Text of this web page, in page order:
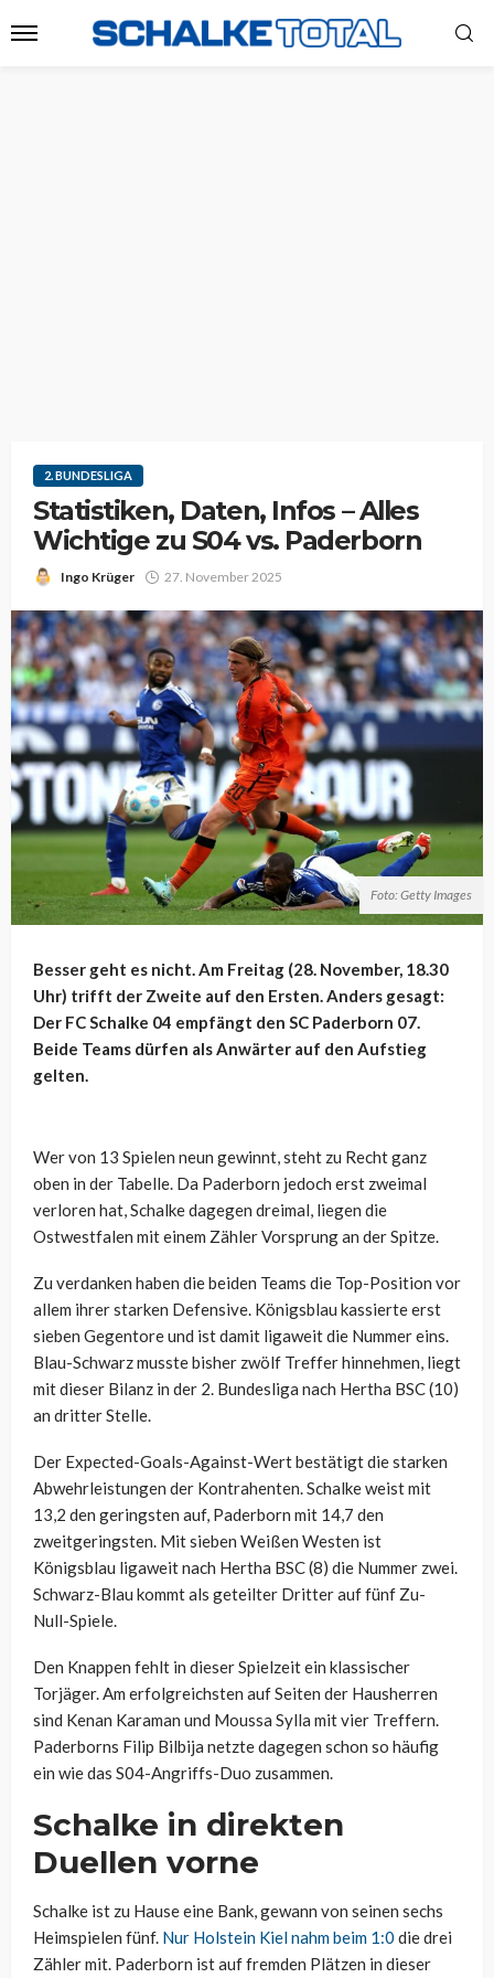
2. BUNDESLIGA
Statistiken, Daten, Infos – Alles
Wichtige zu S04 vs. Paderborn
Ingo Krüger 27. November 2025
Foto: Getty Images
Besser geht es nicht. Am Freitag (28. November, 18.30
Uhr) trifft der Zweite auf den Ersten. Anders gesagt:
Der FC Schalke 04 empfängt den SC Paderborn 07.
Beide Teams dürfen als Anwärter auf den Aufstieg
gelten.
Wer von 13 Spielen neun gewinnt, steht zu Recht ganz
oben in der Tabelle. Da Paderborn jedoch erst zweimal
verloren hat, Schalke dagegen dreimal, liegen die
Ostwestfalen mit einem Zähler Vorsprung an der Spitze.
Zu verdanken haben die beiden Teams die Top-Position vor
allem ihrer starken Defensive. Königsblau kassierte erst
sieben Gegentore und ist damit ligaweit die Nummer eins.
Blau-Schwarz musste bisher zwölf Treffer hinnehmen, liegt
mit dieser Bilanz in der 2. Bundesliga nach Hertha BSC (10)
an dritter Stelle.
Der Expected-Goals-Against-Wert bestätigt die starken
Abwehrleistungen der Kontrahenten. Schalke weist mit
13,2 den geringsten auf, Paderborn mit 14,7 den
zweitgeringsten. Mit sieben Weißen Westen ist
Königsblau ligaweit nach Hertha BSC (8) die Nummer zwei.
Schwarz-Blau kommt als geteilter Dritter auf fünf Zu-
Null-Spiele.
Den Knappen fehlt in dieser Spielzeit ein klassischer
Torjäger. Am erfolgreichsten auf Seiten der Hausherren
sind Kenan Karaman und Moussa Sylla mit vier Treffern.
Paderborns Filip Bilbija netzte dagegen schon so häufig
ein wie das S04-Angriffs-Duo zusammen.
Schalke in direkten
Duellen vorne
Schalke ist zu Hause eine Bank, gewann von seinen sechs
Heimspielen fünf. Nur Holstein Kiel nahm beim 1:0 die drei
Zähler mit. Paderborn ist auf fremden Plätzen in dieser